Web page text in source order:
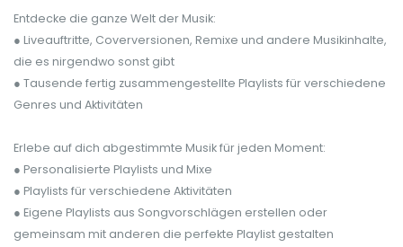
Entdecke die ganze Welt der Musik:
● Liveauftritte, Coverversionen, Remixe und andere Musikinhalte,
die es nirgendwo sonst gibt
● Tausende fertig zusammengestellte Playlists für verschiedene
Genres und Aktivitäten
Erlebe auf dich abgestimmte Musik für jeden Moment:
● Personalisierte Playlists und Mixe
● Playlists für verschiedene Aktivitäten
● Eigene Playlists aus Songvorschlägen erstellen oder
gemeinsam mit anderen die perfekte Playlist gestalten